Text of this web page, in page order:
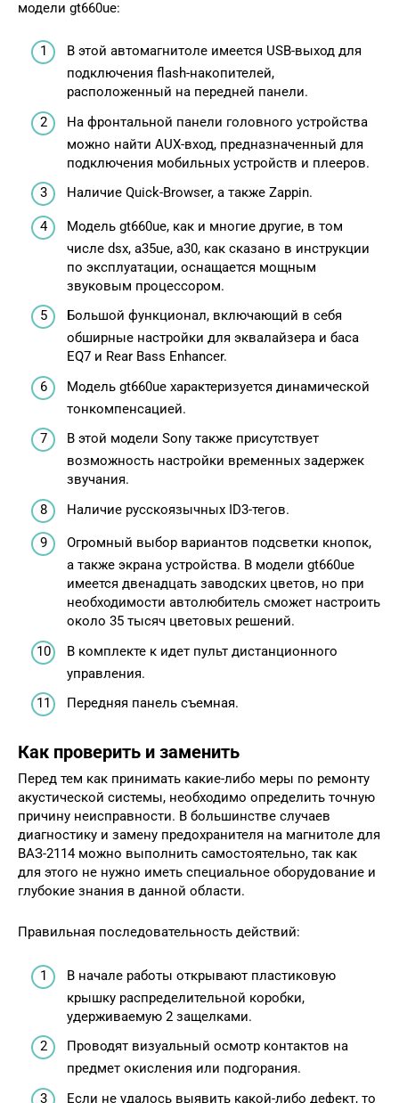
модели gt660ue:
В этой автомагнитоле имеется USB-выход для
подключения flash-накопителей,
расположенный на передней панели.
На фронтальной панели головного устройства
можно найти AUX-вход, предназначенный для
подключения мобильных устройств и плееров.
Наличие Quick-Browser, а также Zappin.
Модель gt660ue, как и многие другие, в том
числе dsx, a35ue, a30, как сказано в инструкции
по эксплуатации, оснащается мощным
звуковым процессором.
Большой функционал, включающий в себя
обширные настройки для эквалайзера и баса
EQ7 и Rear Bass Enhancer.
Модель gt660ue характеризуется динамической
тонкомпенсацией.
В этой модели Sony также присутствует
возможность настройки временных задержек
звучания.
Наличие русскоязычных ID3-тегов.
Огромный выбор вариантов подсветки кнопок,
а также экрана устройства. В модели gt660ue
имеется двенадцать заводских цветов, но при
необходимости автолюбитель сможет настроить
около 35 тысяч цветовых решений.
В комплекте к идет пульт дистанционного
управления.
Передняя панель съемная.
Как проверить и заменить
Перед тем как принимать какие-либо меры по ремонту
акустической системы, необходимо определить точную
причину неисправности. В большинстве случаев
диагностику и замену предохранителя на магнитоле для
ВАЗ-2114 можно выполнить самостоятельно, так как
для этого не нужно иметь специальное оборудование и
глубокие знания в данной области.
Правильная последовательность действий:
В начале работы открывают пластиковую
крышку распределительной коробки,
удерживаемую 2 защелками.
Проводят визуальный осмотр контактов на
предмет окисления или подгорания.
Если не удалось выявить какой-либо дефект, то